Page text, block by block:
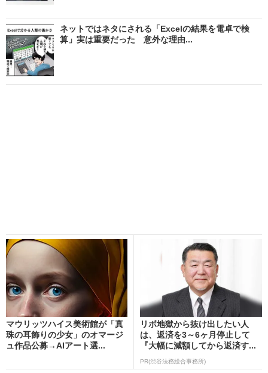
ネットではネタにされる「Excelの結果を電卓で検
算」実は重要だった 意外な理由...
マウリッツハイス美術館が「真
珠の耳飾りの少女」のオマージ
ュ作品公募→AIアート選...
リボ地獄から抜け出したい人
は、返済を3～6ヶ月停止して
『大幅に減額してから返済す...
PR(渋谷法務総合事務所)